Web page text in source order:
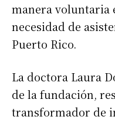
manera voluntaria
necesidad de
Puerto Rico.
La doctora Laura
de la fundación,
transformador de